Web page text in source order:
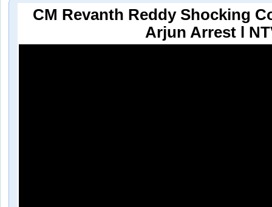
CM Revanth Reddy Shocking
Arjun Arrest l